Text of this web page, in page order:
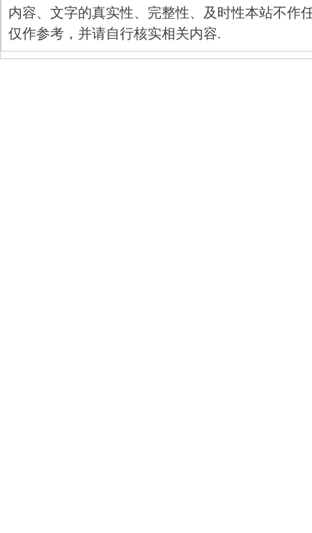
内容、文字的真实性、完整性、及时性本站不作
仅作参考，并请自行核实相关内容.